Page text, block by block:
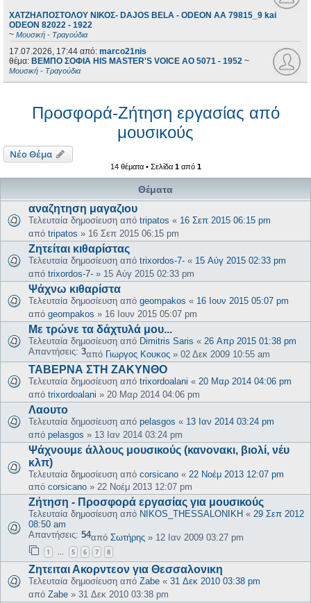
ΧΑΤΖΗΑΠΟΣΤΟΛΟΥ ΝΙΚΟΣ- DAJOS BELA - ODEON AA 79815_9 kai
ODEON 82022 - 1922
~ Μουσική - Τραγούδια
17.07.2026, 17:44 από: marco21nis
θέμα: ΒΕΜΠΟ ΣΟΦΙΑ HIS MASTER'S VOICE AO 5071 - 1952 ~
Μουσική - Τραγούδια
Προσφορά-Ζήτηση εργασίας από
μουσικούς
Νέο Θέμα
14 θέματα • Σελίδα 1από 1
Θέματα
αναζητηση μαγαζιου
Τελευταία δημοσίευση από tripatos « 16 Σεπ 2015 06:15 pm
από tripatos » 16 Σεπ 2015 06:15 pm
Ζητείται κιθαρίστας
Τελευταία δημοσίευση από trixordos-7- « 15 Αύγ 2015 02:33 pm
από trixordos-7- » 15 Αύγ 2015 02:33 pm
Ψάχνω κιθαρίστα
Τελευταία δημοσίευση από geompakos « 16 Ιουν 2015 05:07 pm
από geompakos » 16 Ιουν 2015 05:07 pm
Με τρώνε τα δάχτυλά μου...
Τελευταία δημοσίευση από Dimitris Saris « 26 Απρ 2015 01:38 pm
Απαντήσεις: 3από Γιωργος Κουκος » 02 Δεκ 2009 10:55 am
ΤΑΒΕΡΝΑ ΣΤΗ ΖΑΚΥΝΘΟ
Τελευταία δημοσίευση από trixordoalani « 20 Μαρ 2014 04:06 pm
από trixordoalani » 20 Μαρ 2014 04:06 pm
Λαουτο
Τελευταία δημοσίευση από pelasgos « 13 Ιαν 2014 03:24 pm
από pelasgos » 13 Ιαν 2014 03:24 pm
Ψάχνουμε άλλους μουσικούς (κανονακι, βιολί, νέυ
κλπ)
Τελευταία δημοσίευση από corsicano « 22 Νοέμ 2013 12:07 pm
από corsicano » 22 Νοέμ 2013 12:07 pm
Ζήτηση - Προσφορά εργασίας για μουσικούς
Τελευταία δημοσίευση από NIKOS_THESSALONIKH « 29 Σεπ 2012
08:50 am
Απαντήσεις: 54από Σωτήρης » 12 Ιαν 2009 03:27 pm
1 … 5 6 7 8
Ζητειται Ακορντεον για Θεσσαλονικη
Τελευταία δημοσίευση από Zabe « 31 Δεκ 2010 03:38 pm
από Zabe » 31 Δεκ 2010 03:38 pm